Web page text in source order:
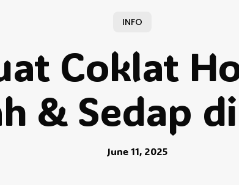
INFO
Coklat
& Sedap
June 11, 2025